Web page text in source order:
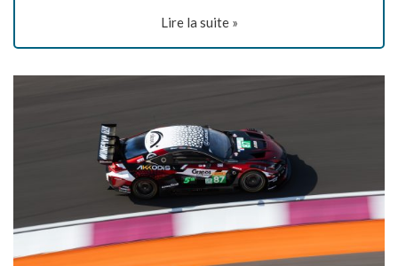
Lire la suite »